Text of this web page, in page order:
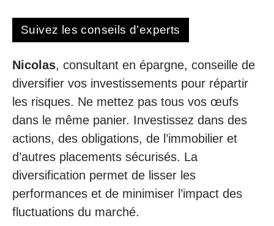
Suivez les conseils d’experts
Nicolas, consultant en épargne, conseille de
diversifier vos investissements pour répartir
les risques. Ne mettez pas tous vos œufs
dans le même panier. Investissez dans des
actions, des obligations, de l’immobilier et
d’autres placements sécurisés. La
diversification permet de lisser les
performances et de minimiser l’impact des
fluctuations du marché.